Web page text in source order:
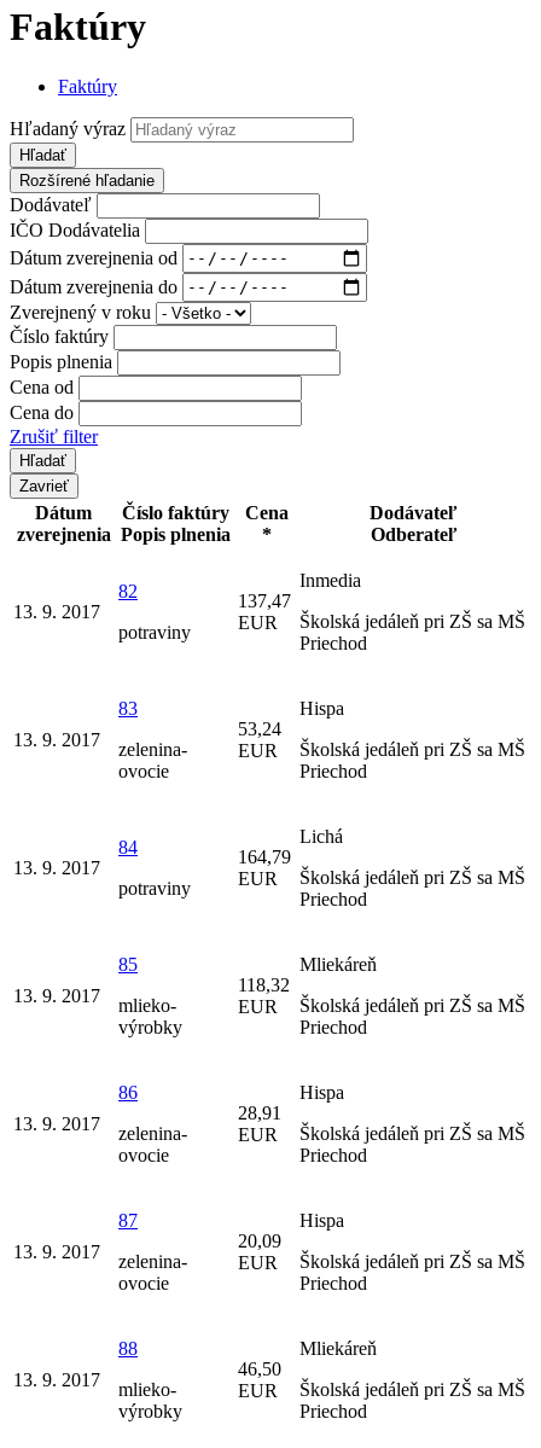
Faktúry
Faktúry
Hľadaný výraz
Hľadať
Rozšírené hľadanie
Dodávateľ
IČO Dodávatelia
Dátum zverejnenia od
Dátum zverejnenia do
Zverejnený v roku
Číslo faktúry
Popis plnenia
Cena od
Cena do
Zrušiť filter
Zavrieť
Dátum
zverejnenia
Číslo faktúry
Popis plnenia
Cena
*
Dodávateľ
Odberateľ
13. 9. 2017
82
potraviny
137,47
EUR
Inmedia
Školská jedáleň pri ZŠ sa MŠ
Priechod
13. 9. 2017
83
zelenina-
ovocie
53,24
EUR
Hispa
Školská jedáleň pri ZŠ sa MŠ
Priechod
13. 9. 2017
84
potraviny
164,79
EUR
Lichá
Školská jedáleň pri ZŠ sa MŠ
Priechod
13. 9. 2017
85
mlieko-
výrobky
118,32
EUR
Mliekáreň
Školská jedáleň pri ZŠ sa MŠ
Priechod
13. 9. 2017
86
zelenina-
ovocie
28,91
EUR
Hispa
Školská jedáleň pri ZŠ sa MŠ
Priechod
13. 9. 2017
87
zelenina-
ovocie
20,09
EUR
Hispa
Školská jedáleň pri ZŠ sa MŠ
Priechod
13. 9. 2017
88
mlieko-
výrobky
46,50
EUR
Mliekáreň
Školská jedáleň pri ZŠ sa MŠ
Priechod